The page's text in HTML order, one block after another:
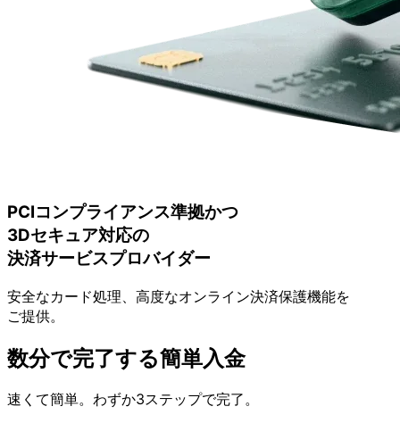
PCIコンプライアンス準拠かつ
3Dセキュア対応の
決済サービスプロバイダー
安全なカード処理、 高度なオンライン決済保護機能を
ご提供。
数分で完了する簡単入金
速くて簡単。 わずか3ステップで完了。